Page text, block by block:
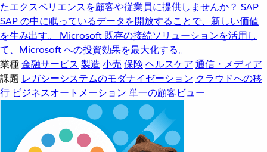
たエクスペリエンスを顧客や従業員に提供しませんか？ SAP
SAP の中に眠っているデータを開放することで、新しい価値
を生み出す。
Microsoft 既存の接続ソリューションを活用し
て、Microsoft への投資効果を最大化する。
業種金融サービス 製造 小売 保険 ヘルスケア 通信・メディア
課題 レガシーシステムのモダナイゼーション クラウドへの移
行 ビジネスオートメーション 単一の顧客ビュー